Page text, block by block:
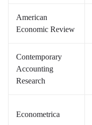
American
Economic Review
Contemporary
Accounting
Research
Econometrica